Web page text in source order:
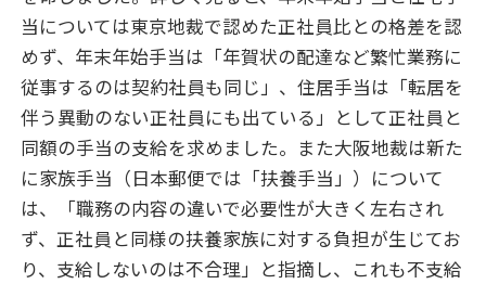
当については東京地裁で認めた正社員比との格差を認
めず、年末年始手当は「年賀状の配達など繁忙業務に
従事するのは契約社員も同じ」、住居手当は「転居を
伴う異動のない正社員にも出ている」として正社員と
同額の手当の支給を求めました。また大阪地裁は新た
に家族手当（日本郵便では「扶養手当」）について
は、「職務の内容の違いで必要性が大きく左右され
ず、正社員と同様の扶養家族に対する負担が生じてお
り、支給しないのは不合理」と指摘し、これも不支給